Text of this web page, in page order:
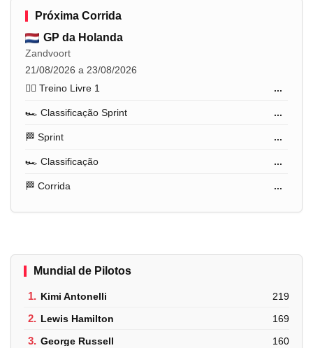
Próxima Corrida
GP da Holanda
Zandvoort
21/08/2026 a 23/08/2026
🏋️‍♂️ Treino Livre 1
...
🏎️ Classificação Sprint ...
🏁 Sprint ...
🏎️ Classificação ...
🏁 Corrida ...
Mundial de Pilotos
1. Kimi Antonelli 219
2. Lewis Hamilton 169
3. George Russell 160